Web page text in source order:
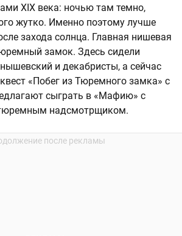
XIX века: ночью там темно,
жутко. Именно поэтому лучше
захода солнца. Главная нишевая
замок. Здесь сидели
и декабристы, а сейчас
«Побег из Тюремного замка» с
сыграть в «Мафию» с
надсмотрщиком.